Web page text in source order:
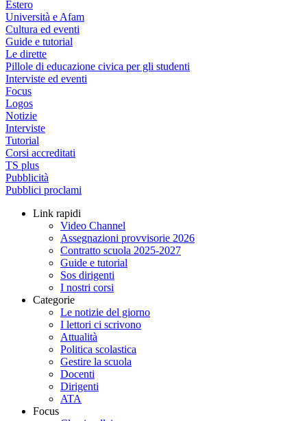
Estero
Università e Afam
Cultura ed eventi
Guide e tutorial
Le dirette
Pillole di educazione civica per gli studenti
Interviste ed eventi
Focus
Logos
Notizie
Interviste
Tutorial
Corsi accreditati
TS plus
Pubblicità
Pubblici proclami
Link rapidi
Video Channel
Assegnazioni provvisorie 2026
Contratto scuola 2025-2027
Guide e tutorial
Sos dirigenti
I nostri corsi
Categorie
Le notizie del giorno
I lettori ci scrivono
Attualità
Politica scolastica
Gestire la scuola
Docenti
Dirigenti
ATA
Focus